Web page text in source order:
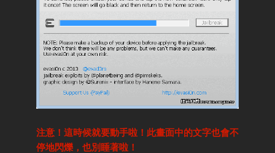
注意！這時候就要動手啦！此畫面中的文字也會不
停地閃爍，也別睡著啦！